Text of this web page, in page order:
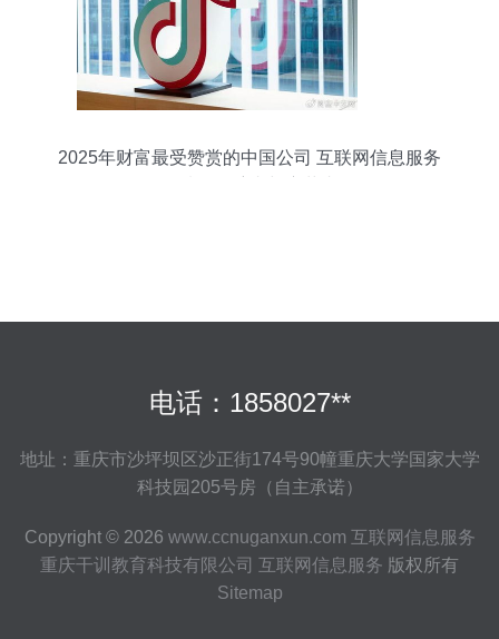
2025年财富最受赞赏的中国公司 互联网信息服务
电话：1858027**
地址：重庆市沙坪坝区沙正街174号90幢重庆大学国家大学
科技园205号房（自主承诺）
Copyright © 2026 www.ccnuganxun.com 互联网信息服务
重庆干训教育科技有限公司 互联网信息服务 版权所有
Sitemap